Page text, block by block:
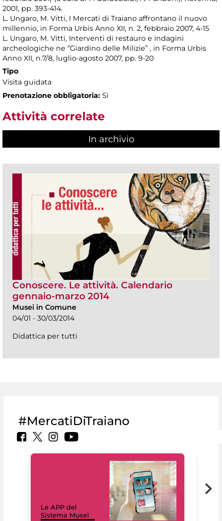
2001, pp. 393-414.
L. Ungaro, M. Vitti, I Mercati di Traiano affrontano il nuovo
millennio, in Forma Urbis Anno XII, n. 2, febbraio 2007, 4-15
L. Ungaro, M. Vitti, Interventi di restauro e indagini
archeologiche ne “Giardino delle Milizie” , in Forma Urbis
Anno XII, n.7/8, luglio-agosto 2007, pp. 9-20
Tipo
Visita guidata
Prenotazione obbligatoria: Sì
Attività correlate
In archivio
Conoscere. Le attività. Calendario
gennaio-marzo 2014
Musei in Comune
04/01 - 30/03/2014
Didattica per tutti
#MercatiDiTraiano
Le APP del
Sistema Musei